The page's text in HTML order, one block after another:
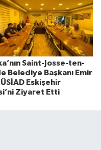
Saint-Josse-ten-
Belediye Başkanı Emir
Eskişehir
Ziyaret Etti